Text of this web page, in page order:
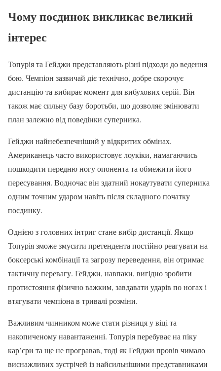
Чому поєдинок викликає великий
інтерес
Топурія та Гейджи представляють різні підходи до ведення
бою. Чемпіон зазвичай діє технічно, добре скорочує
дистанцію та вибирає момент для вибухових серій. Він
також має сильну базу боротьби, що дозволяє змінювати
план залежно від поведінки суперника.
Гейджи найнебезпечніший у відкритих обмінах.
Американець часто використовує лоукіки, намагаючись
пошкодити передню ногу опонента та обмежити його
пересування. Водночас він здатний нокаутувати суперника
одним точним ударом навіть після складного початку
поєдинку.
Однією з головних інтриг стане вибір дистанції. Якщо
Топурія зможе змусити претендента постійно реагувати на
боксерські комбінації та загрозу переведення, він отримає
тактичну перевагу. Гейджи, навпаки, вигідно зробити
протистояння фізично важким, завдавати ударів по ногах і
втягувати чемпіона в тривалі розміни.
Важливим чинником може стати різниця у віці та
накопиченому навантаженні. Топурія перебуває на піку
кар’єри та ще не програвав, тоді як Гейджи провів чимало
виснажливих зустрічей із найсильнішими представниками